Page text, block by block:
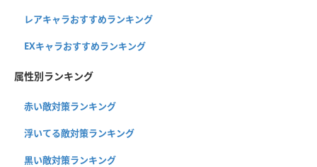
レアキャラおすすめランキング
EXキャラおすすめランキング
属性別ランキング
赤い敵対策ランキング
浮いてる敵対策ランキング
黒い敵対策ランキング